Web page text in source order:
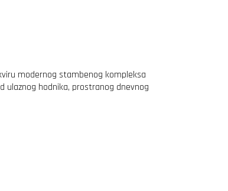
modernog stambenog kompleksa
ulaznog hodnika, prostranog dnevnog